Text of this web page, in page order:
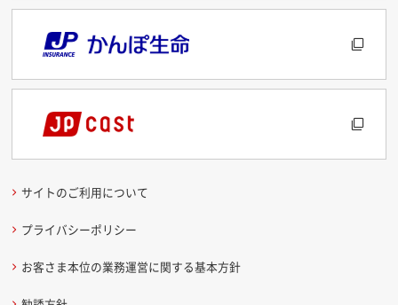
サイトのご利用について
プライバシーポリシー
お客さま本位の業務運営に関する基本方針